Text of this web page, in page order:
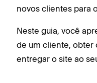
novos clientes para
Neste guia, você
de um cliente, obter
entregar o site ao